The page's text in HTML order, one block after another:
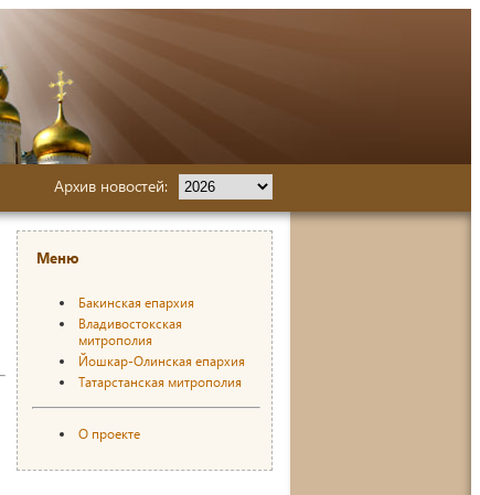
Архив новостей:
Меню
Бакинская епархия
Владивостокская
митрополия
Йошкар-Олинская епархия
Татарстанская митрополия
О проекте